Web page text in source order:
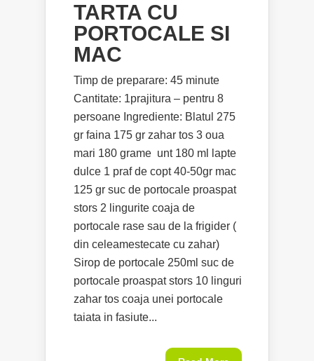
TARTA CU
PORTOCALE SI
MAC
Timp de preparare: 45 minute
Cantitate: 1prajitura – pentru 8
persoane Ingrediente: Blatul 275
gr faina 175 gr zahar tos 3 oua
mari 180 grame unt 180 ml lapte
dulce 1 praf de copt 40-50gr mac
125 gr suc de portocale proaspat
stors 2 lingurite coaja de
portocale rase sau de la frigider (
din celeamestecate cu zahar)
Sirop de portocale 250ml suc de
portocale proaspat stors 10 linguri
zahar tos coaja unei portocale
taiata in fasiute...